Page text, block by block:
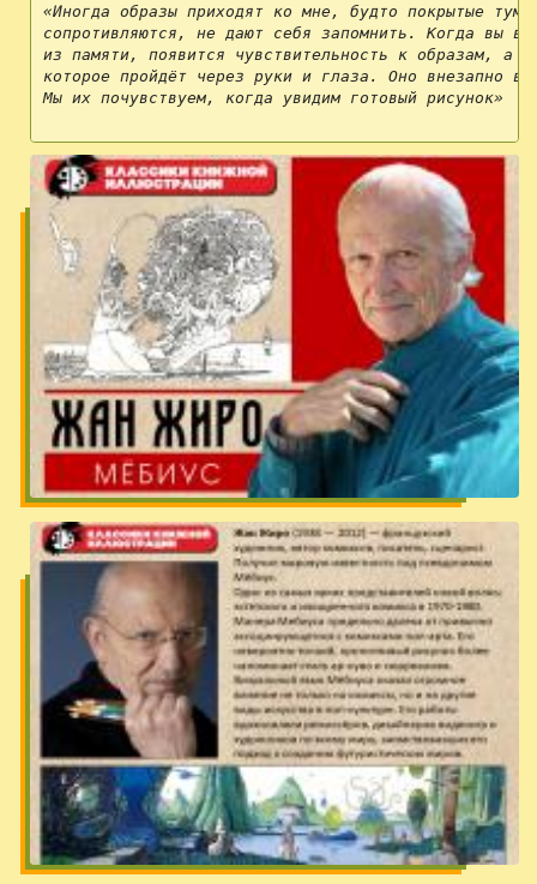
«Иногда образы приходят ко мне, будто покрытые
сопротивляются, не дают себя запомнить. Когда вы
из памяти, появится чувствительность к образам, а
которое пройдёт через руки и глаза. Оно внезапно
Мы их почувствуем, когда увидим готовый рисунок»